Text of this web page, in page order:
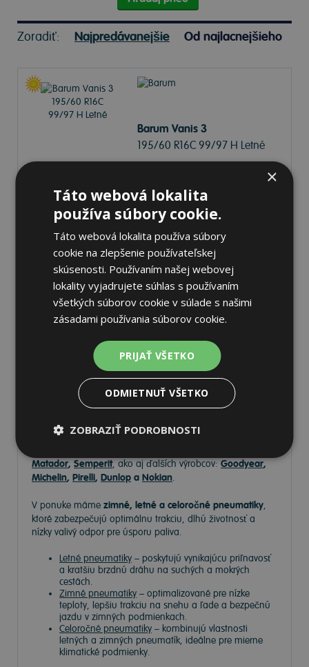
Zoradiť: Najpredávanejšie Od najlacnejšieho
Barum Vanis 3
195/60 R16C 99/97 H Letné
C C
Na sklade 20+ ks K odberu na predajni 12.8.2026
K odberu na 17 pobočkách
94,46 € ks Do košíka
Pneumatiky
Vyberte si kvalitnépneumatikypre bezpečnú, komfortnú a
úspornú jazdu. NaTire.sknájdete široký výber pneumatík
pre rôzne typy vozidiel a jazdných podmienok.
Matador, Semperit, ako aj ďalších výrobcov: Goodyear,
Michelin, Pirelli, Dunlop a Nokian.
V ponuke máme zimné, letné a celoročné pneumatiky,
ktoré zabezpečujú optimálnu trakciu, dlhú životnosť a
nízky valivý odpor pre úsporu paliva.
Letné pneumatiky – poskytujú vynikajúcu priľnavosť
a kratšiu brzdnú dráhu na suchých a mokrých
cestách.
Zimné pneumatiky – optimalizované pre nízke
teploty, lepšiu trakciu na snehu a ľade a bezpečnú
jazdu v zimných podmienkach.
Celoročné pneumatiky – kombinujú vlastnosti
letných a zimných pneumatík, ideálne pre mierne
klimatické podmienky.
×
Táto webová lokalita
používa súbory cookie.
Táto webová lokalita používa súbory
cookie na zlepšenie používateľskej
skúsenosti. Používaním našej webovej
lokality vyjadrujete súhlas s používaním
všetkých súborov cookie v súlade s našimi
zásadami používania súborov cookie.
PRIJAŤ VŠETKO
ODMIETNUŤ VŠETKO
ZOBRAZIŤ PODROBNOSTI